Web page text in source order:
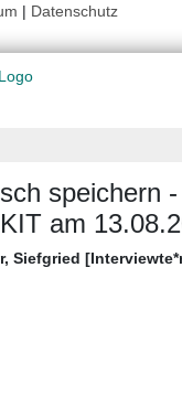
| Datenschutz
speichern
am
Siefgried